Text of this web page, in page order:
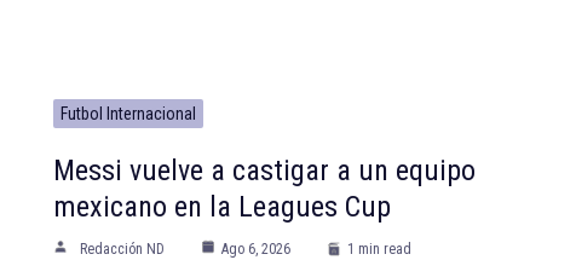
Futbol Internacional
Messi vuelve a castigar a un equipo
mexicano en la Leagues Cup
Redacción ND Ago 6, 2026 1 min read